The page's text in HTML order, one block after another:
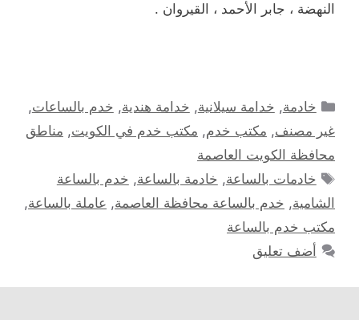
النهضة ، جابر الأحمد ، القيروان .
التصنيفات
خادمة, خدامة سيلانية, خدامة هندية, خدم بالساعات,
غير مصنف, مكتب خدم, مكتب خدم في الكويت, مناطق
محافظة الكويت العاصمة
الوسوم
خادمات بالساعة, خادمة بالساعة, خدم بالساعة
الشامية, خدم بالساعة محافظة العاصمة, عاملة بالساعة,
مكتب خدم بالساعة
أضف تعليق